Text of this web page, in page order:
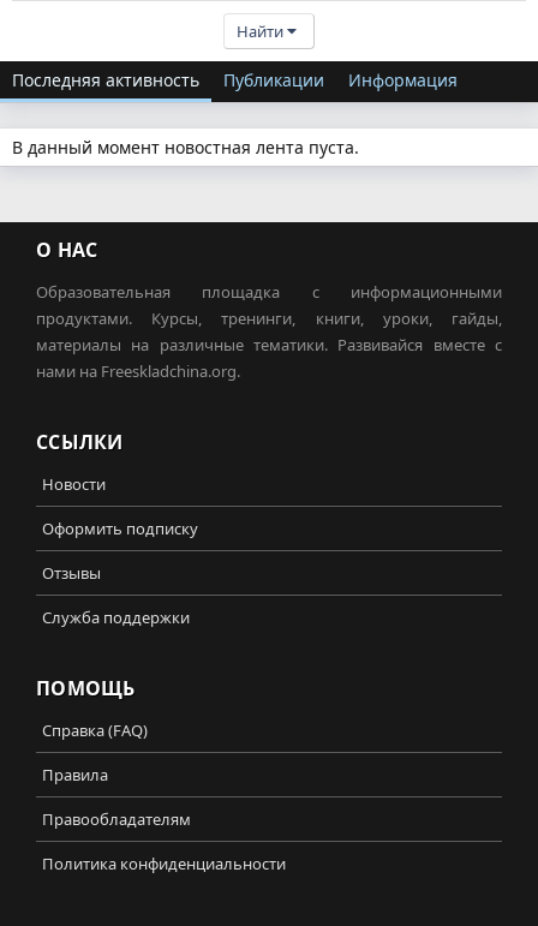
Найти
Последняя активность Публикации Информация
В данный момент новостная лента пуста.
О НАС
Образовательная площадка с информационными
продуктами. Курсы, тренинги, книги, уроки, гайды,
материалы на различные тематики. Развивайся вместе с
нами на Freeskladchina.org.
ССЫЛКИ
Новости
Оформить подписку
Отзывы
Служба поддержки
ПОМОЩЬ
Справка (FAQ)
Правила
Правообладателям
Политика конфиденциальности